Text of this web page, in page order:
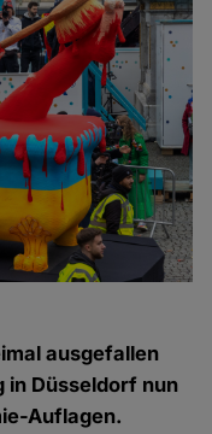
ausgefallen
in Düsseldorf nun
Auflagen.